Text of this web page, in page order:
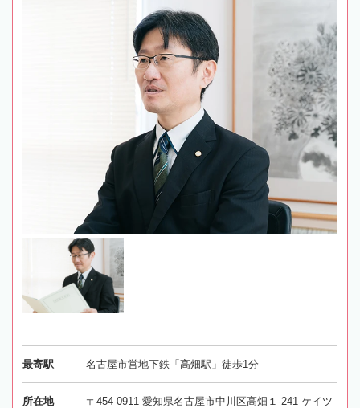
最寄駅 名古屋市営地下鉄「高畑駅」徒歩1分
所在地
〒454-0911 愛知県名古屋市中川区高畑１-241 ケイツ